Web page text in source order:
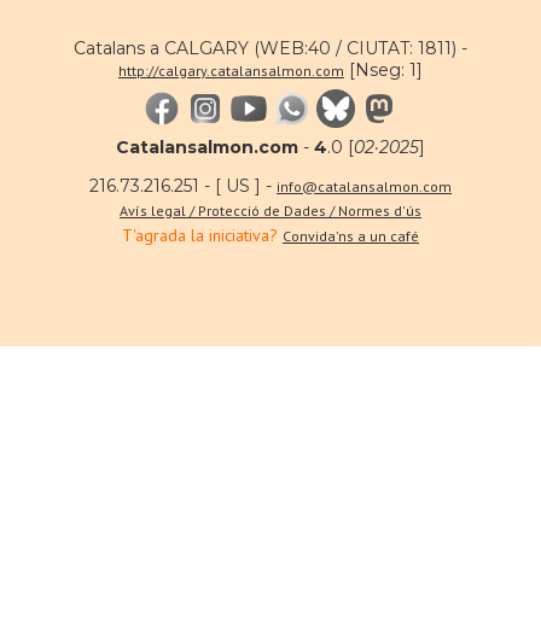
Catalans a CALGARY (WEB:40 / CIUTAT: 1811) -
http://calgary.catalansalmon.com [Nseg: 1]
Catalansalmon.com - 4.0 [02·2025]
216.73.216.251 - [ US ] - info@catalansalmon.com
Avís legal / Protecció de Dades / Normes d'ús
T'agrada la iniciativa? Convida'ns a un café